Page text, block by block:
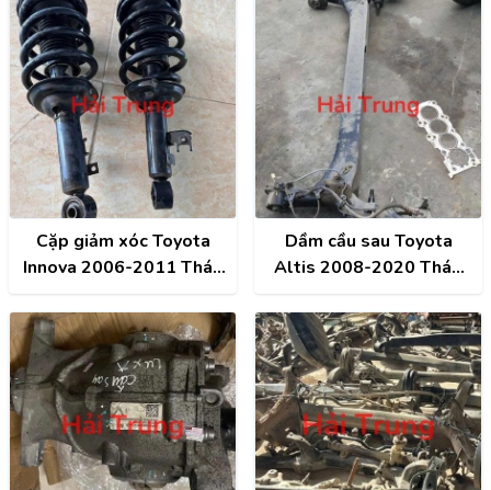
Cặp giảm xóc Toyota
Innova 2006-2011 Tháo
Dầm cầu sau Toyota
Altis 2008-2020 Tháo